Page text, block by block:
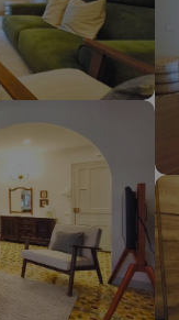
risultato
abbia perso la